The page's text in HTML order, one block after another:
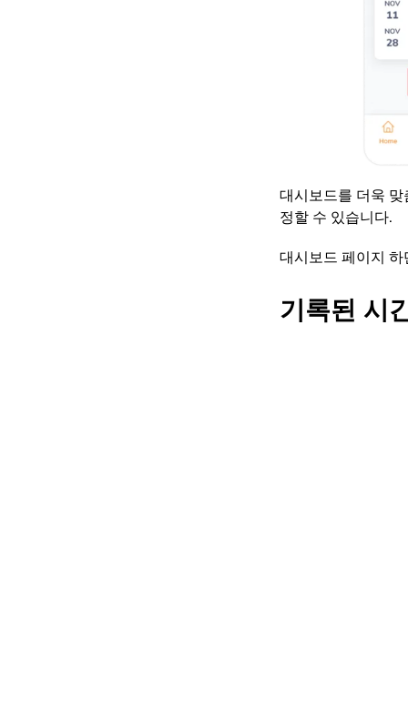
대시보드를 더욱
정할 수 있습니다.
대시보드 페이지
기록된 시